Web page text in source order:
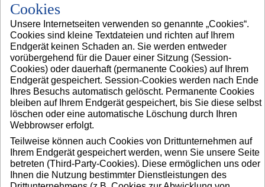
Cookies
Unsere Internetseiten verwenden so genannte „Cookies“.
Cookies sind kleine Textdateien und richten auf Ihrem
Endgerät keinen Schaden an. Sie werden entweder
vorübergehend für die Dauer einer Sitzung (Session-
Cookies) oder dauerhaft (permanente Cookies) auf Ihrem
Endgerät gespeichert. Session-Cookies werden nach Ende
Ihres Besuchs automatisch gelöscht. Permanente Cookies
bleiben auf Ihrem Endgerät gespeichert, bis Sie diese selbst
löschen oder eine automatische Löschung durch Ihren
Webbrowser erfolgt.
Teilweise können auch Cookies von Drittunternehmen auf
Ihrem Endgerät gespeichert werden, wenn Sie unsere Seite
betreten (Third-Party-Cookies). Diese ermöglichen uns oder
Ihnen die Nutzung bestimmter Dienstleistungen des